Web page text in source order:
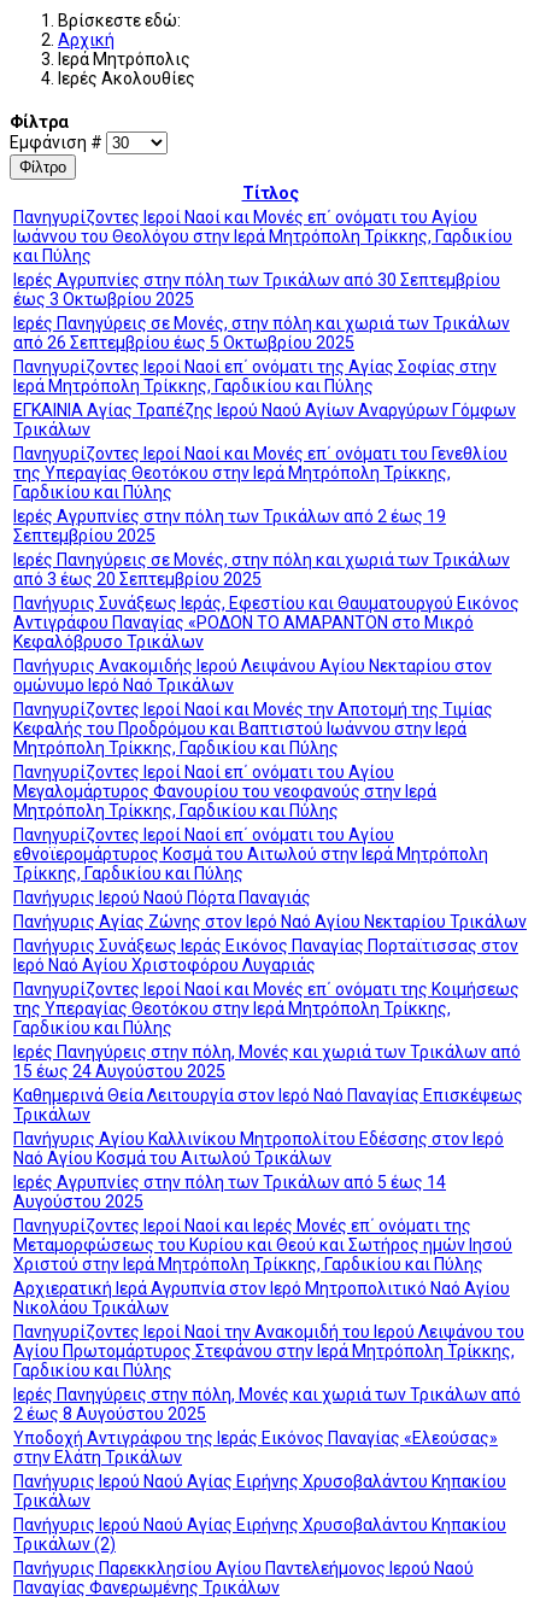
Βρίσκεστε εδώ:
Αρχική
Ιερά Μητρόπολις
Ιερές Ακολουθίες
Φίλτρα
Εμφάνιση #
Φίλτρο
Τίτλος
Πανηγυρίζοντες Ιεροί Ναοί και Μονές επ΄ ονόματι του Αγίου
Ιωάννου του Θεολόγου στην Ιερά Μητρόπολη Τρίκκης, Γαρδικίου
και Πύλης
Ιερές Αγρυπνίες στην πόλη των Τρικάλων από 30 Σεπτεμβρίου
έως 3 Οκτωβρίου 2025
Ιερές Πανηγύρεις σε Μονές, στην πόλη και χωριά των Τρικάλων
από 26 Σεπτεμβρίου έως 5 Οκτωβρίου 2025
Πανηγυρίζοντες Ιεροί Ναοί επ΄ ονόματι της Αγίας Σοφίας στην
Ιερά Μητρόπολη Τρίκκης, Γαρδικίου και Πύλης
ΕΓΚΑΙΝΙΑ Αγίας Τραπέζης Ιερού Ναού Αγίων Αναργύρων Γόμφων
Τρικάλων
Πανηγυρίζοντες Ιεροί Ναοί και Μονές επ΄ ονόματι του Γενεθλίου
της Υπεραγίας Θεοτόκου στην Ιερά Μητρόπολη Τρίκκης,
Γαρδικίου και Πύλης
Ιερές Αγρυπνίες στην πόλη των Τρικάλων από 2 έως 19
Σεπτεμβρίου 2025
Ιερές Πανηγύρεις σε Μονές, στην πόλη και χωριά των Τρικάλων
από 3 έως 20 Σεπτεμβρίου 2025
Πανήγυρις Συνάξεως Ιεράς, Εφεστίου και Θαυματουργού Εικόνος
Αντιγράφου Παναγίας «ΡΟΔΟΝ ΤΟ ΑΜΑΡΑΝΤΟΝ στο Μικρό
Κεφαλόβρυσο Τρικάλων
Πανήγυρις Ανακομιδής Ιερού Λειψάνου Αγίου Νεκταρίου στον
ομώνυμο Ιερό Ναό Τρικάλων
Πανηγυρίζοντες Ιεροί Ναοί και Μονές την Αποτομή της Τιμίας
Κεφαλής του Προδρόμου και Βαπτιστού Ιωάννου στην Ιερά
Μητρόπολη Τρίκκης, Γαρδικίου και Πύλης
Πανηγυρίζοντες Ιεροί Ναοί επ΄ ονόματι του Αγίου
Μεγαλομάρτυρος Φανουρίου του νεοφανούς στην Ιερά
Μητρόπολη Τρίκκης, Γαρδικίου και Πύλης
Πανηγυρίζοντες Ιεροί Ναοί επ΄ ονόματι του Αγίου
εθνοϊερομάρτυρος Κοσμά του Αιτωλού στην Ιερά Μητρόπολη
Τρίκκης, Γαρδικίου και Πύλης
Πανήγυρις Ιερού Ναού Πόρτα Παναγιάς
Πανήγυρις Αγίας Ζώνης στον Ιερό Ναό Αγίου Νεκταρίου Τρικάλων
Πανήγυρις Συνάξεως Ιεράς Εικόνος Παναγίας Πορταϊτισσας στον
Ιερό Ναό Αγίου Χριστοφόρου Λυγαριάς
Πανηγυρίζοντες Ιεροί Ναοί και Μονές επ΄ ονόματι της Κοιμήσεως
της Υπεραγίας Θεοτόκου στην Ιερά Μητρόπολη Τρίκκης,
Γαρδικίου και Πύλης
Ιερές Πανηγύρεις στην πόλη, Μονές και χωριά των Τρικάλων από
15 έως 24 Αυγούστου 2025
Καθημερινά Θεία Λειτουργία στον Ιερό Ναό Παναγίας Επισκέψεως
Τρικάλων
Πανήγυρις Αγίου Καλλινίκου Μητροπολίτου Εδέσσης στον Ιερό
Ναό Αγίου Κοσμά του Αιτωλού Τρικάλων
Ιερές Αγρυπνίες στην πόλη των Τρικάλων από 5 έως 14
Αυγούστου 2025
Πανηγυρίζοντες Ιεροί Ναοί και Ιερές Μονές επ΄ ονόματι της
Μεταμορφώσεως του Κυρίου και Θεού και Σωτήρος ημών Ιησού
Χριστού στην Ιερά Μητρόπολη Τρίκκης, Γαρδικίου και Πύλης
Αρχιερατική Ιερά Αγρυπνία στον Ιερό Μητροπολιτικό Ναό Αγίου
Νικολάου Τρικάλων
Πανηγυρίζοντες Ιεροί Ναοί την Ανακομιδή του Ιερού Λειψάνου του
Αγίου Πρωτομάρτυρος Στεφάνου στην Ιερά Μητρόπολη Τρίκκης,
Γαρδικίου και Πύλης
Ιερές Πανηγύρεις στην πόλη, Μονές και χωριά των Τρικάλων από
2 έως 8 Αυγούστου 2025
Υποδοχή Αντιγράφου της Ιεράς Εικόνος Παναγίας «Ελεούσας»
στην Ελάτη Τρικάλων
Πανήγυρις Ιερού Ναού Αγίας Ειρήνης Χρυσοβαλάντου Κηπακίου
Τρικάλων
Πανήγυρις Ιερού Ναού Αγίας Ειρήνης Χρυσοβαλάντου Κηπακίου
Τρικάλων (2)
Πανήγυρις Παρεκκλησίου Αγίου Παντελεήμονος Ιερού Ναού
Παναγίας Φανερωμένης Τρικάλων